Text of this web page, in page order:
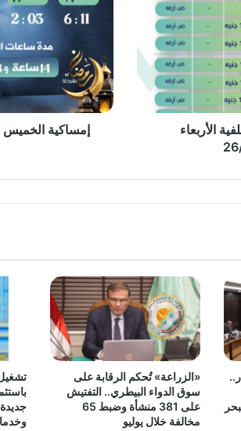
الأربعاء
رمضان
إمساكية الخميس 27 رمضان 1446هـ
«الزراعة» تُحكم الرقابة على
سوق الدواء البيطري.. التفتيش
على 381 منشأة وضبط 65
مخالفة خلال يوليو